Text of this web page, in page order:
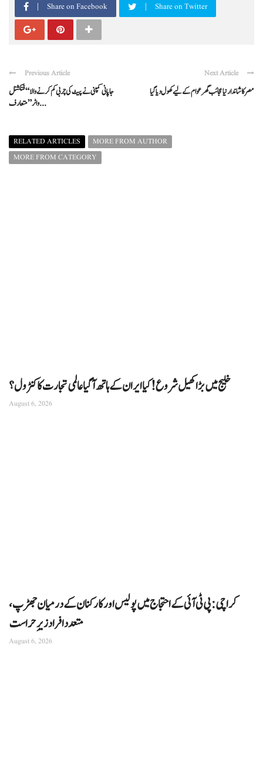
Share on Facebook Share on Twitter
Previous Article
جاپانی کمپنی نے پیٹ کی چربی کم کرنے والا “فنکشنل
واٹر” متعارف ...
Next Article
مصر کا شاندار نیا عجائب گھر عوام کے لیے کھول دیا گیا
RELATED ARTICLES
MORE FROM AUTHOR
MORE FROM CATEGORY
خلیج میں بڑا کھیل شروع! کیا ایران کے ہاتھ آ گیا عالمی تجارت کا کنٹرول؟
August 6, 2026
کراچی: پی ٹی آئی کے احتجاج میں پولیس اور کارکنان کے درمیان جھڑپ،
متعدد افراد زیرِ حراست
August 6, 2026